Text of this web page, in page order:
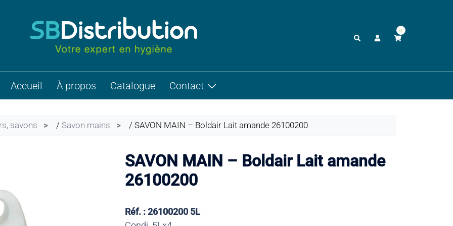
Rechercher
0
Accueil À propos Catalogue Contact
savons / Savon mains / SAVON MAIN – Boldair Lait amande 26100200
SAVON MAIN – Boldair Lait amande
26100200
Réf. : 26100200 5L